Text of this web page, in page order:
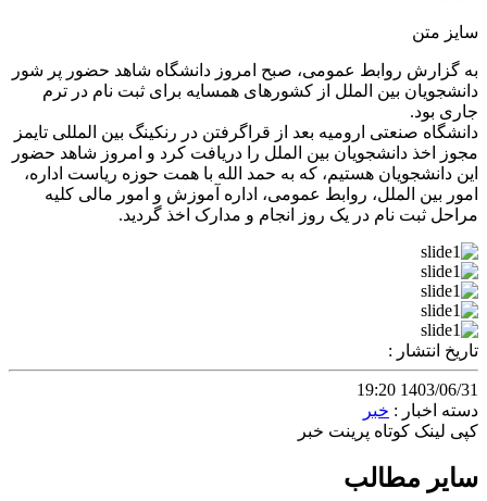
سایز متن
به گزارش روابط عمومی، صبح امروز دانشگاه شاهد حضور پر شور
دانشجویان بین الملل از کشورهای همسایه برای ثبت نام در ترم
جاری بود.
دانشگاه صنعتی ارومیه بعد از قراگرفتن در رنکینگ بین المللی تایمز
مجوز اخذ دانشجویان بین الملل را دریافت کرد و امروز شاهد حضور
این دانشجویان هستیم، که به حمد الله با همت حوزه ریاست اداره،
امور بین الملل، روابط عمومی، اداره آموزش و امور مالی کلیه
مراحل ثبت نام در یک روز انجام و مدارک اخذ گردید.
تاریخ انتشار :
1403/06/31 19:20
دسته اخبار : خبر
کپی لینک کوتاه پرینت خبر
سایر مطالب